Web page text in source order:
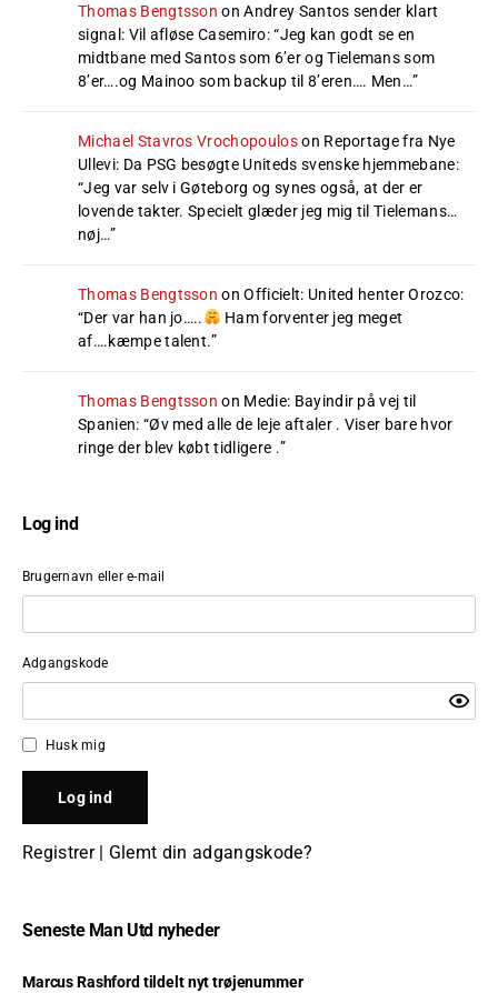
Thomas Bengtsson onAndrey Santos sender klart
signal: Vil afløse Casemiro: “Jeg kan godt se en
midtbane med Santos som 6’er og Tielemans som
8’er….og Mainoo som backup til 8’eren…. Men…”
Michael Stavros Vrochopouloson Reportage fra Nye
Ullevi: Da PSG besøgte Uniteds svenske hjemmebane:
“Jeg var selv i Gøteborg og synes også, at der er
lovende takter. Specielt glæder jeg mig til Tielemans…
nøj…”
Thomas Bengtsson onOfficielt: United henter Orozco:
“Der var han jo…..
Ham forventer jeg meget
af….kæmpe talent.”
Thomas Bengtsson on Medie: Bayindir på vej til
Spanien: “Øv med alle de leje aftaler . Viser bare hvor
ringe der blev købt tidligere .”
Log ind
Brugernavn eller e-mail
Adgangskode
Husk mig
Registrer| Glemt din adgangskode?
Seneste Man Utd nyheder
Marcus Rashford tildelt nyt trøjenummer